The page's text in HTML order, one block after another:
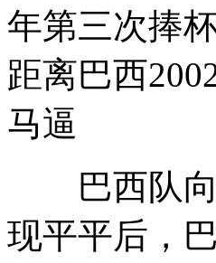
年第三次捧
距离巴西
马逼
巴西队向
现平平后，